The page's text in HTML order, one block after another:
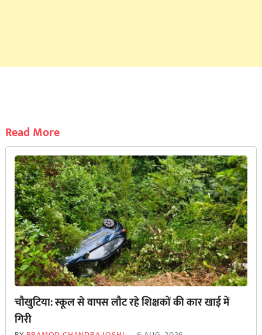
Read More
चौखुटिया: स्कूल से वापस लौट रहे शिक्षकों की कार खाई में
गिरी